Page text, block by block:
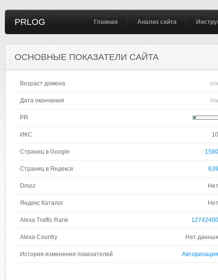
PRLOG Главная Анализ сайта
ОСНОВНЫЕ ПОКАЗАТЕЛИ САЙТА
Возраст домена n/a
Дата окончания n/a
PR
ИКС 10
Страниц в Google 1580
Страниц в Яндексе 639
Dmoz Нет
Яндекс Каталог Нет
Alexa Traffic Rank 12742400
Alexa Country Нет данных
История изменения показателей Авторизация